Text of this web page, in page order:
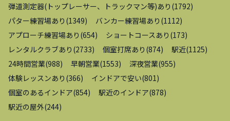
弾道測定器(トップレーサー、トラックマン等)あり (1792)
パター練習場あり (1349) バンカー練習場あり (1112)
アプローチ練習場あり (654) ショートコースあり (173)
レンタルクラブあり (2733) 個室打席あり (874) 駅近(1125)
24時間営業(988) 早朝営業(1553) 深夜営業(955)
体験レッスンあり (366) インドアで安い(801 )
個室のあるインドア(854) 駅近のインドア(878)
駅近の屋外(244)